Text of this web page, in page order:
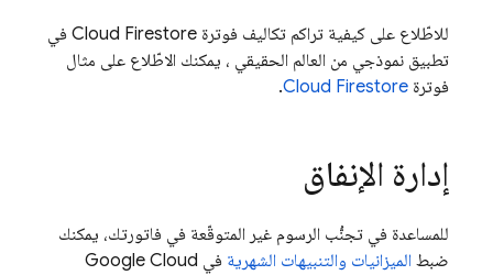
للاطّلاع على كيفية تراكم تكاليف فوترة Cloud Firestore في
تطبيق نموذجي من العالم الحقيقي ، يمكنك الاطّلاع على مثال
فوترة Cloud Firestore
.
إدارة الإنفاق
للمساعدة في تجنُّب الرسوم غير المتوقّعة في فاتورتك، يمكنك
ضبط الميزانيات والتنبيهات الشهرية في Google Cloud